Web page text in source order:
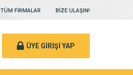
TÜM FİRMALAR BİZE ULAŞIN!
ÜYE GİRİŞİ YAP